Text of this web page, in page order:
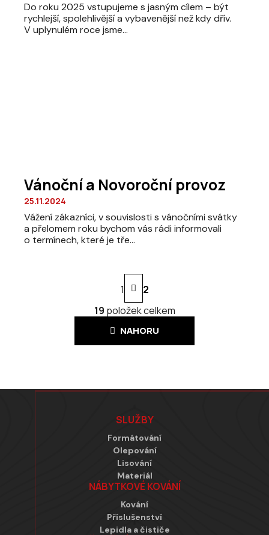
Do roku 2025 vstupujeme s jasným cílem – být
rychlejší, spolehlivější a vybavenější než kdy dřív.
V uplynulém roce jsme...
Vánoční a Novoroční provoz
25.11.2024
Vážení zákazníci, v souvislosti s vánočními svátky
a přelomem roku bychom vás rádi informovali
o termínech, které je tře...
Ovládací prvky výpisu
Stránkování
1
2
19 položek celkem
NAHORU
Zápatí
SLUŽBY
Formátování
Olepování
Lisování
Materiál
NÁBYTKOVÉ KOVÁNÍ
Kování
Příslušenství
Lepidla a čističe